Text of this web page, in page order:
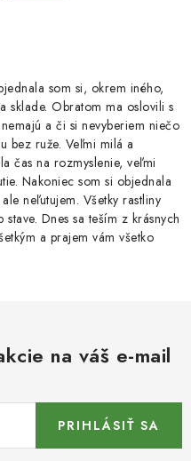
som si, okrem iného,
sklade. Obratom ma oslovili s
a či si nevyberiem niečo
bez ruže. Veľmi milá a
čas na rozmyslenie, veľmi
Nakoniec som si objednala
neľutujem. Všetky rastliny
Dnes sa teším z krásnych
a prajem vám všetko
na váš e-mail
PRIHLÁSIŤ SA